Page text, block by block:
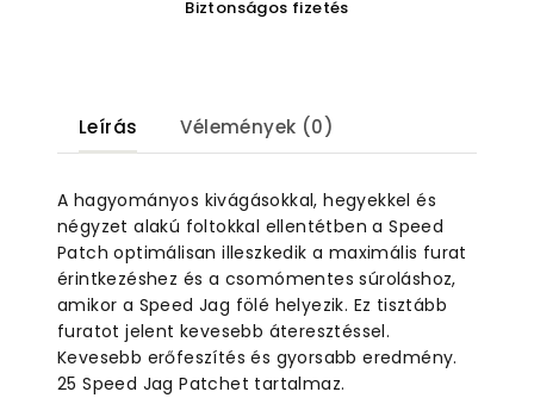
Biztonságos fizetés
Leírás Vélemények (0)
A hagyományos kivágásokkal, hegyekkel és
négyzet alakú foltokkal ellentétben a Speed ​​
Patch optimálisan illeszkedik a maximális furat
érintkezéshez és a csomómentes súroláshoz,
amikor a Speed ​​Jag fölé helyezik. Ez tisztább
furatot jelent kevesebb áteresztéssel.
Kevesebb erőfeszítés és gyorsabb eredmény.
25 Speed ​​Jag Patchet tartalmaz.